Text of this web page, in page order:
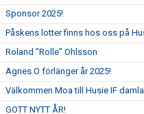
Sponsor 2025!
Påskens lotter finns hos oss på
Roland ”Rolle” Ohlsson
Agnes O förlänger år 2025!
Välkommen Moa till Husie IF
GOTT NYTT ÅR!